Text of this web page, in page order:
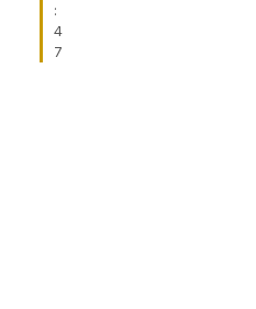
:
4
7